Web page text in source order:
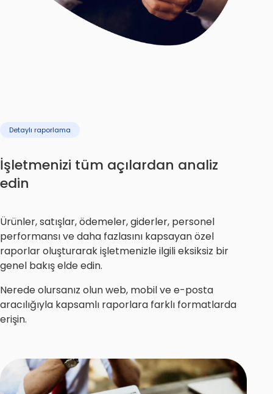
Detaylı raporlama
İşletmenizi tüm açılardan analiz
edin
Ürünler, satışlar, ödemeler, giderler, personel
performansı ve daha fazlasını kapsayan özel
raporlar oluşturarak işletmenizle ilgili eksiksiz bir
genel bakış elde edin.
Nerede olursanız olun web, mobil ve e-posta
aracılığıyla kapsamlı raporlara farklı formatlarda
erişin.